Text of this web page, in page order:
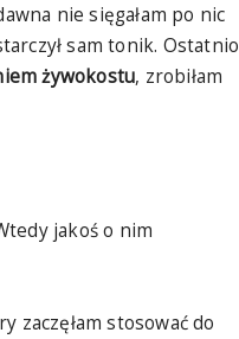
nie sięgałam po nic
sam tonik. Ostatnio
żywokostu, zrobiłam
jakoś o nim
zaczęłam stosować do